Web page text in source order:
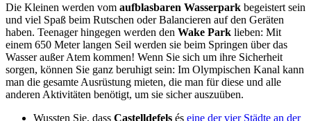
Die Kleinen werden vom aufblasbaren Wasserpark begeistert sein
und viel Spaß beim Rutschen oder Balancieren auf den Geräten
haben. Teenager hingegen werden den Wake Park lieben: Mit
einem 650 Meter langen Seil werden sie beim Springen über das
Wasser außer Atem kommen! Wenn Sie sich um ihre Sicherheit
sorgen, können Sie ganz beruhigt sein: Im Olympischen Kanal kann
man die gesamte Ausrüstung mieten, die man für diese und alle
anderen Aktivitäten benötigt, um sie sicher auszuüben.
Wussten Sie, dass Castelldefels és eine der vier Städte an der